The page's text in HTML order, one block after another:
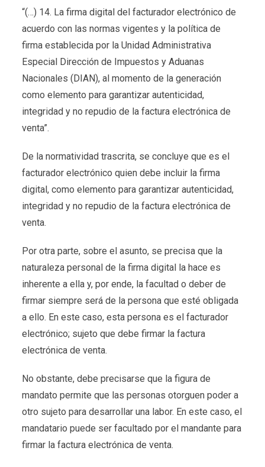
“(…) 14. La firma digital del facturador electrónico de
acuerdo con las normas vigentes y la política de
firma establecida por la Unidad Administrativa
Especial Dirección de Impuestos y Aduanas
Nacionales (DIAN), al momento de la generación
como elemento para garantizar autenticidad,
integridad y no repudio de la factura electrónica de
venta”.
De la normatividad trascrita, se concluye que es el
facturador electrónico quien debe incluir la firma
digital, como elemento para garantizar autenticidad,
integridad y no repudio de la factura electrónica de
venta.
Por otra parte, sobre el asunto, se precisa que la
naturaleza personal de la firma digital la hace es
inherente a ella y, por ende, la facultad o deber de
firmar siempre será de la persona que esté obligada
a ello. En este caso, esta persona es el facturador
electrónico; sujeto que debe firmar la factura
electrónica de venta.
No obstante, debe precisarse que la figura de
mandato permite que las personas otorguen poder a
otro sujeto para desarrollar una labor. En este caso, el
mandatario puede ser facultado por el mandante para
firmar la factura electrónica de venta.